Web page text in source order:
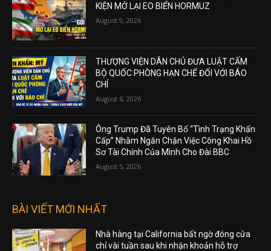
KIỆN MỞ LẠI EO BIỂN HORMUZ
August 9, 2026
THƯỢNG VIỆN DÂN CHỦ ĐƯA LUẬT CẤM
BỘ QUỐC PHÒNG HẠN CHẾ ĐỐI VỚI BÁO
CHÍ
August 6, 2026
Ông Trump Đã Tuyên Bố “Tình Trạng Khẩn
Cấp” Nhằm Ngăn Chặn Việc Công Khai Hồ
Sơ Tài Chính Của Mình Cho Đài BBC
August 5, 2026
BÀI VIẾT MỚI NHẤT
Nhà hàng tại California bất ngờ đóng cửa
chỉ vài tuần sau khi nhận khoản hỗ trợ